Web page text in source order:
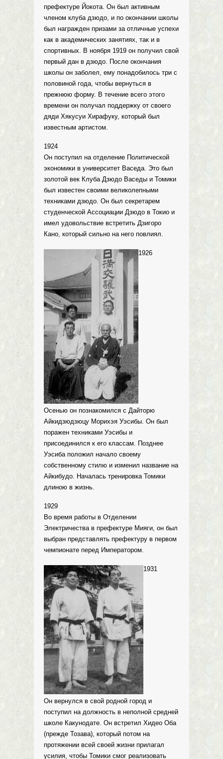
префектуре Йокота. Он был активным
членом клуба дзюдо, и по окончании школы
был награжден призами за отличные успехи
как в академических занятиях, так и в
спортивных. В ноября 1919 он получил свой
первый дан в дзюдо. После окончания
школы он заболел, ему понадобилось три с
половиной года, чтобы вернуться в
прежнюю форму. В течение всего этого
времени он получал поддержку от своего
дяди Хякусуи Хирафуку, который был
известным артистом.
1924
Он поступил на отделение Политической
экономики в университет Васеда. Это был
золотой век Клуба Дзюдо Васеды и Томики
был известен своими великолепными
техниками дзюдо. Он был секретарем
студенческой Ассоциации Дзюдо в Токио и
имел удовольствие встретить Дзигоро
Кано, который сильно на него повлиял.
1926
Осенью он познакомился с Дайторю
Айкидзюдзюцу Морихэя Уэсибы. Он был
поражен техниками Уэсибы и
присоединился к его классам. Позднее
Уэсиба положил начало своему
собственному стилю и изменил название на
Айкибудо. Началась тренировка Томики
длиною в жизнь.
1929
Во время работы в Отделении
Электричества в префектуре Мияги, он был
выбран представлять префектуру в первом
чемпионате перед Императором.
1931
Он вернулся в свой родной город и
поступил на должность в неполной средней
школе Какунодате. Он встретил Хидео Оба
(прежде Тозава), который потом на
протяжении всей своей жизни прилагал
усилия, чтобы Томики смог реализовать